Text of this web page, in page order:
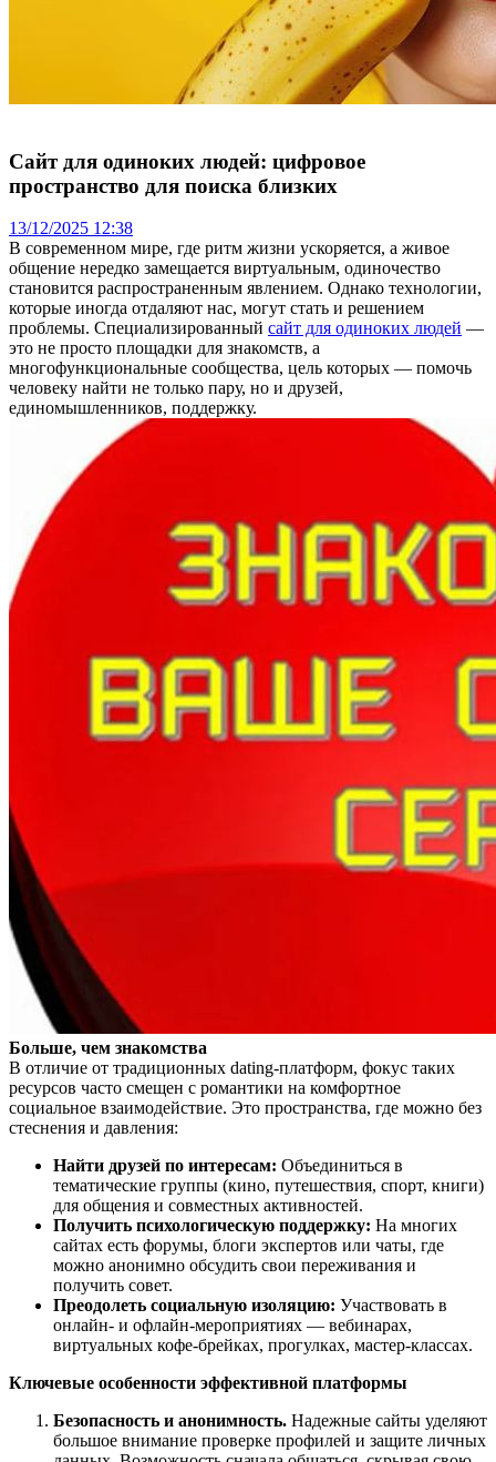
Сайт для одиноких людей: цифровое
пространство для поиска близких
13/12/2025 12:38
В современном мире, где ритм жизни ускоряется, а живое
общение нередко замещается виртуальным, одиночество
становится распространенным явлением. Однако технологии,
которые иногда отдаляют нас, могут стать и решением
проблемы. Специализированный сайт для одиноких людей —
это не просто площадки для знакомств, а
многофункциональные сообщества, цель которых — помочь
человеку найти не только пару, но и друзей,
единомышленников, поддержку.
Больше, чем знакомства
В отличие от традиционных dating-платформ, фокус таких
ресурсов часто смещен с романтики на комфортное
социальное взаимодействие. Это пространства, где можно без
стеснения и давления:
Найти друзей по интересам: Объединиться в
тематические группы (кино, путешествия, спорт, книги)
для общения и совместных активностей.
Получить психологическую поддержку: На многих
сайтах есть форумы, блоги экспертов или чаты, где
можно анонимно обсудить свои переживания и
получить совет.
Преодолеть социальную изоляцию: Участвовать в
онлайн- и офлайн-мероприятиях — вебинарах,
виртуальных кофе-брейках, прогулках, мастер-классах.
Ключевые особенности эффективной платформы
Безопасность и анонимность. Надежные сайты уделяют
большое внимание проверке профилей и защите личных